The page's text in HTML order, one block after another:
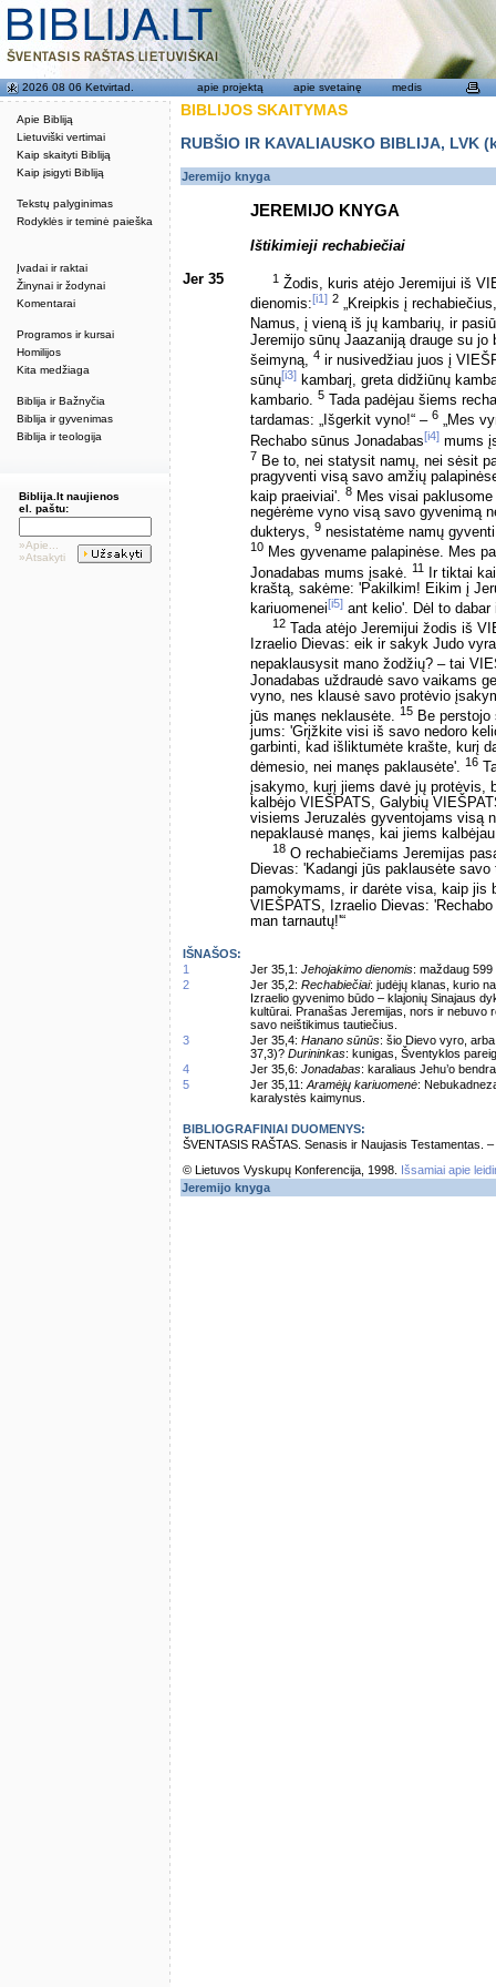
Apie Bibliją
Lietuviški vertimai
Kaip skaityti Bibliją
Kaip įsigyti Bibliją
Tekstų palyginimas
Rodyklės ir teminė paieška
Įvadai ir raktai
Žinynai ir žodynai
Komentarai
Programos ir kursai
Homilijos
Kita medžiaga
Biblija ir Bažnyčia
Biblija ir gyvenimas
Biblija ir teologija
2026 08 06 Ketvirtad. apie projektą apie svetainę medis
Biblija.lt naujienos
el. paštu:
»Apie...
»Atsakyti
BIBLIJOS SKAITYMAS
RUBŠIO IR KAVALIAUSKO BIBLIJA,
Jeremijo knyga
JEREMIJO KNYGA
Ištikimieji rechabiečiai
Jer 35 1 Žodis, kuris atėjo Jeremijui iš
dienomis:[i1] 2 „Kreipkis į rechabiečius,
Namus, į vieną iš jų kambarių, ir
Jeremijo sūnų Jaazaniją drauge su
šeimyną, 4 ir nusivedžiau juos į
sūnų[i3] kambarį, greta didžiūnų
kambario. 5 Tada padėjau šiems
tardamas: „Išgerkit vyno!“ – 6 „Mes
Rechabo sūnus Jonadabas[i4] mums
7 Be to, nei statysit namų, nei sėsit
pragyventi visą savo amžių
kaip praeiviai'. 8 Mes visai
negėrėme vyno visą savo gyvenimą
dukterys, 9 nesistatėme namų
10 Mes gyvename palapinėse. Mes
Jonadabas mums įsakė. 11
Ir tiktai
kraštą, sakėme: 'Pakilkim! Eikim į
kariuomenei[i5] ant kelio'. Dėl to dabar
12 Tada atėjo Jeremijui žodis iš
Izraelio Dievas: eik ir sakyk Judo
nepaklausysit mano žodžių? – tai
Jonadabas uždraudė savo vaikams
vyno, nes klausė savo protėvio
jūs manęs neklausėte.
15 Be
jums: 'Grįžkite visi iš savo nedoro
garbinti, kad išliktumėte krašte, kurį
dėmesio, nei manęs paklausėte'. 16
įsakymo, kurį jiems davė jų protėvis,
kalbėjo VIEŠPATS, Galybių
visiems Jeruzalės gyventojams visą
nepaklausė manęs, kai jiems
18 O rechabiečiams Jeremijas
Dievas: 'Kadangi jūs paklausėte
pamokymams, ir darėte visa, kaip jis
VIEŠPATS, Izraelio Dievas:
man tarnautų!'“
IŠNAŠOS:
1
Jer 35,1: Jehojakimo dienomis: maždaug
2
Jer 35,2: Rechabiečiai: judėjų klanas, kurio
Izraelio gyvenimo būdo – klajonių Sinajaus
kultūrai. Pranašas Jeremijas, nors ir nebuvo
savo neištikimus tautiečius.
3
Jer 35,4: Hanano sūnūs: šio Dievo vyro,
37,3)? Durininkas: kunigas, Šventyklos
4
Jer 35,6: Jonadabas: karaliaus Jehu’o
5
Jer 35,11: Aramėjų kariuomenė:
karalystės kaimynus.
BIBLIOGRAFINIAI DUOMENYS:
ŠVENTASIS RAŠTAS. Senasis ir Naujasis Testamentas.
© Lietuvos Vyskupų Konferencija, 1998.
Išsamiai apie
Jeremijo knyga